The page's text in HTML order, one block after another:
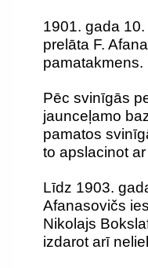
1901. gada
prelāta F.
pamatakmens.
Pēc svinīgās
jaunceļamo
pamatos
to apslacinot
Līdz 1903.
Afanasovičs
Nikolajs
izdarot arī